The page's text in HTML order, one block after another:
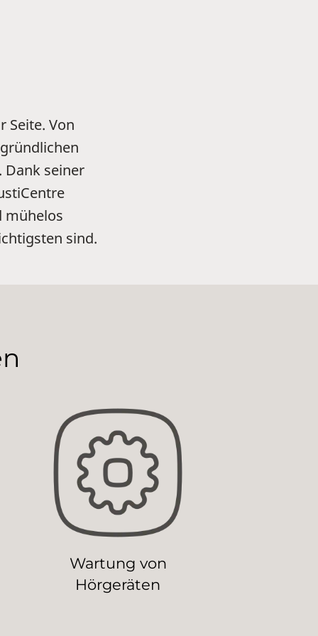
Seite. Von
Dank seiner
mühelos
sind.
Wartung von
Hörgeräten